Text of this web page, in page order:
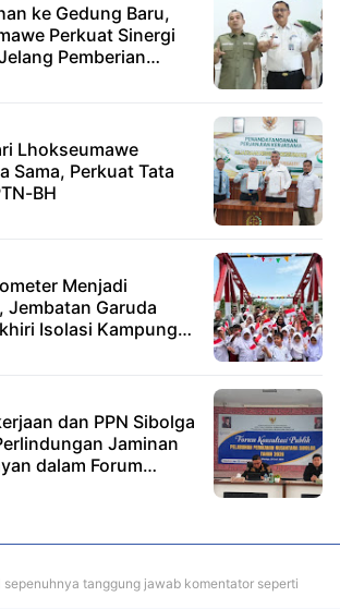
ke Gedung Baru,
Perkuat Sinergi
Pemberian
Lhokseumawe
Sama, Perkuat Tata
BH
Menjadi
Jembatan Garuda
Isolasi Kampung
dan PPN Sibolga
Jaminan
dalam Forum
tanggung jawab komentator seperti